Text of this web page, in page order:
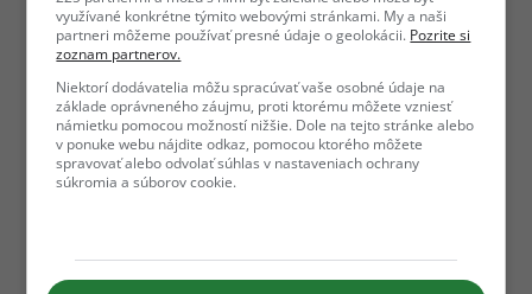
využívané konkrétne týmito webovými stránkami. My a naši
partneri môžeme používať presné údaje o geolokácii. Pozrite si
zoznam partnerov.
Niektorí dodávatelia môžu spracúvať vaše osobné údaje na
základe oprávneného záujmu, proti ktorému môžete vzniesť
námietku pomocou možností nižšie. Dole na tejto stránke alebo
v ponuke webu nájdite odkaz, pomocou ktorého môžete
spravovať alebo odvolať súhlas v nastaveniach ochrany
súkromia a súborov cookie.